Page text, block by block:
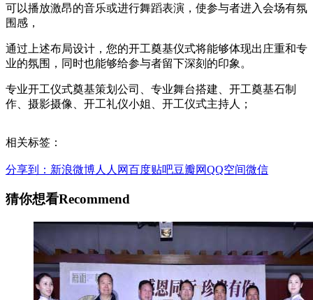
可以播放激昂的音乐或进行舞蹈表演，使参与者进入会场有氛
围感，
通过上述布局设计，您的开工奠基仪式将能够体现出庄重和专
业的氛围，同时也能够给参与者留下深刻的印象。
专业开工仪式奠基策划公司、专业舞台搭建、开工奠基石制
作、摄影摄像、开工礼仪小姐、开工仪式主持人；
相关标签：
分享到： 新浪微博人人网百度贴吧豆瓣网QQ空间微信
猜你想看Recommend